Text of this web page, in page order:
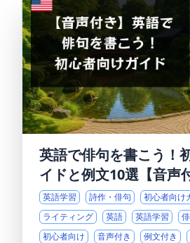
英語で俳句を書こう！
イドと例文10選【音声
英語学習 詩作・俳句
初心者向け
ライティング
英語 英語学習
初心者向け
音声付き 例文付き